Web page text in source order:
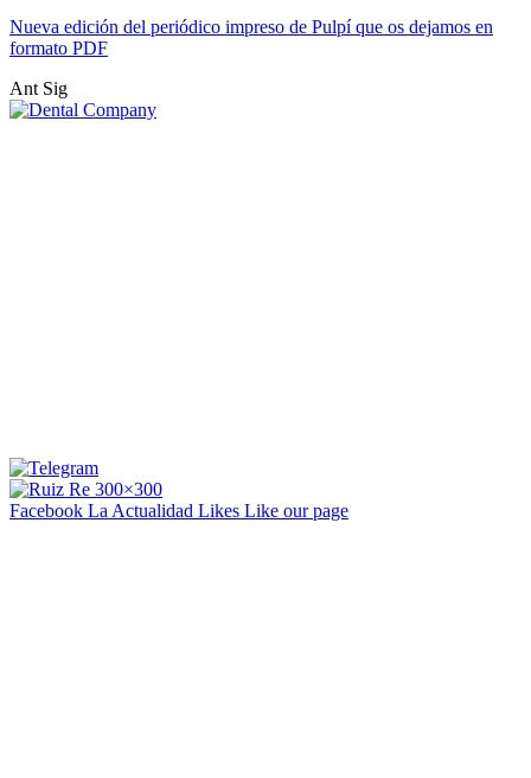
Nueva edición del periódico impreso de Pulpí que os dejamos en
formato PDF
Ant Sig
Facebook La Actualidad Likes Like our page